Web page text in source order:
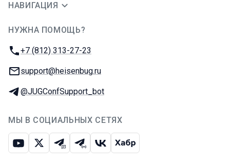
НАВИГАЦИЯ
НУЖНА ПОМОЩЬ?
Телефон:
+7 (812) 313-27-23
E-mail:
support@heisenbug.ru
Телеграм:
@JUGConfSupport_bot
МЫ В СОЦИАЛЬНЫХ СЕТЯХ
ЮтубИкс Телеграм-чат
Телеграм-канал
ВКонтакте
Хабр